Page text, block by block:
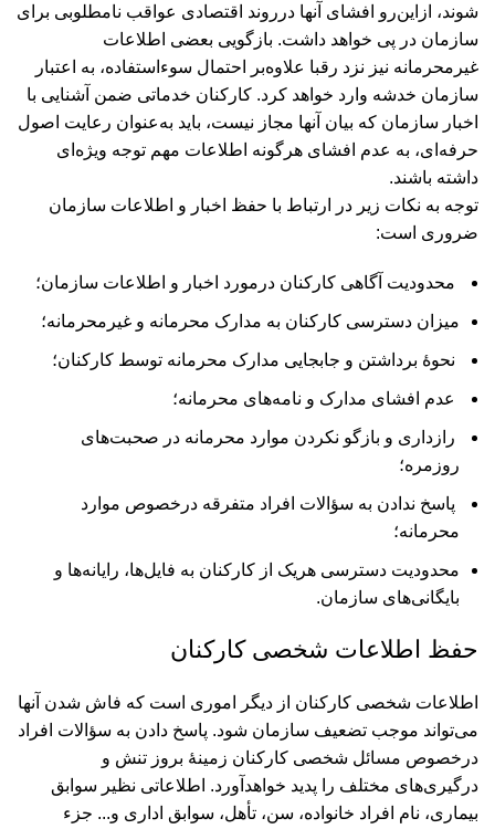
شوند، ازاین‌رو افشای آنها درروند اقتصادی عواقب نامطلوبی برای
سازمان در پی خواهد داشت. بازگویی بعضی اطلاعات
غیر‌محرمانه نیز نزد رقبا علاوه‌بر احتمال سوء‌استفاده، به اعتبار
سازمان خدشه وارد خواهد کرد. کارکنان خدماتی ضمن آشنایی با
اخبار سازمان که بیان آنها مجاز نیست، باید به‌عنوان رعایت اصول
حرفه‌ای، به عدم افشای هرگونه اطلاعات مهم توجه ویژه‌ای
داشته باشند.
توجه به نکات زیر در ارتباط با حفظ اخبار و اطلاعات سازمان
ضروری است:
محدودیت آگاهی کارکنان درمورد اخبار و اطلاعات سازمان؛
میزان دسترسی کارکنان به مدارک محرمانه و غیر‌محرمانه؛
نحوۀ برداشتن و جابجایی مدارک محرمانه توسط کارکنان؛
عدم افشای مدارک و نامه‌های محرمانه؛
راز‌داری و بازگو نکردن موارد محرمانه در صحبت‌های
روزمره؛
پاسخ ندادن به سؤالات افراد متفرقه درخصوص موارد
محرمانه؛
محدودیت دسترسی هریک از کارکنان به فایل‌ها، رایانه‌ها و
بایگانی‌های سازمان.
حفظ اطلاعات شخصی کارکنان
اطلاعات شخصی کارکنان از دیگر اموری است که فاش شدن آنها
می‌تواند موجب تضعیف سازمان شود. پاسخ دادن به سؤالات افراد
درخصوص مسائل شخصی کارکنان زمینۀ بروز تنش و
درگیری‌های مختلف را پدید خواهدآورد. اطلاعاتی نظیر سوابق
بیماری، نام افراد خانواده، سن، تأهل، سوابق اداری و... جزء